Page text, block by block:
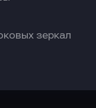
зеркал